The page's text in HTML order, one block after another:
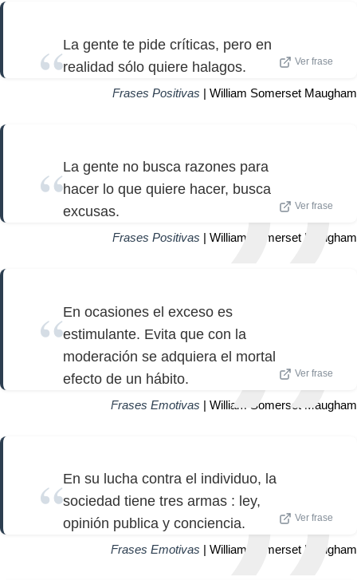
La gente te pide críticas, pero en
realidad sólo quiere halagos.
Ver frase
Frases Positivas | William Somerset Maugham
La gente no busca razones para
hacer lo que quiere hacer, busca
excusas.
Ver frase
Frases Positivas | William Somerset Maugham
En ocasiones el exceso es
estimulante. Evita que con la
moderación se adquiera el mortal
efecto de un hábito.
Ver frase
Frases Emotivas | William Somerset Maugham
En su lucha contra el individuo, la
sociedad tiene tres armas : ley,
opinión publica y conciencia.
Ver frase
Frases Emotivas | William Somerset Maugham